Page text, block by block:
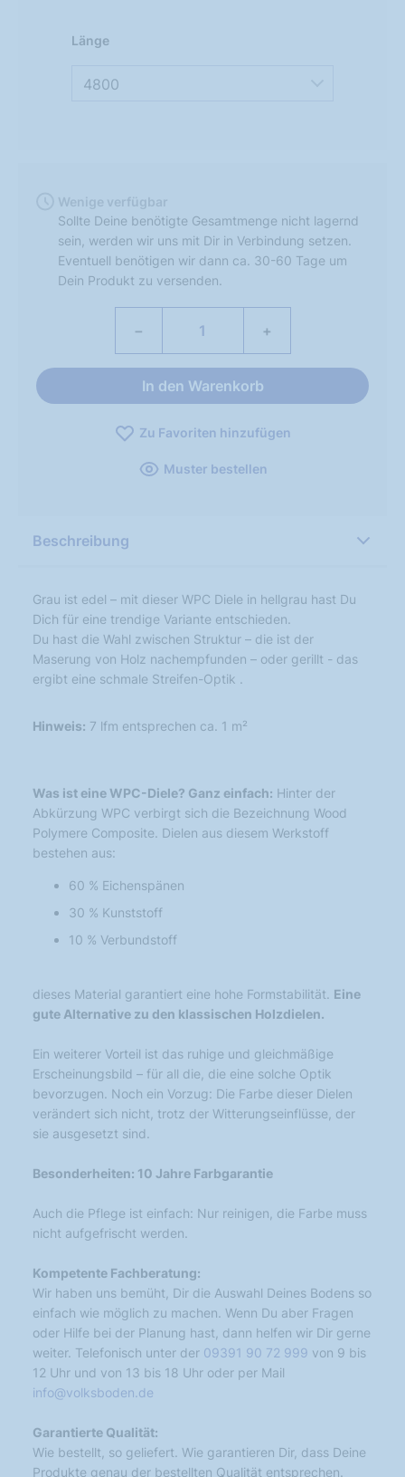
4800
Länge
Wenige verfügbar
Sollte Deine benötigte Gesamtmenge nicht lagernd
sein, werden wir uns mit Dir in Verbindung setzen.
Eventuell benötigen wir dann ca. 30-60 Tage um
Dein Produkt zu versenden.
− +
In den Warenkorb
Zu Favoriten hinzufügen
Muster bestellen
Beschreibung
Grau ist edel – mit dieser WPC Diele in hellgrau hast Du
Dich für eine trendige Variante entschieden.
Du hast die Wahl zwischen Struktur – die ist der
Maserung von Holz nachempfunden – oder gerillt - das
ergibt eine schmale Streifen-Optik .
Hinweis: 7 lfm entsprechen ca. 1 m²
Was ist eine WPC-Diele? Ganz einfach: Hinter der
Abkürzung WPC verbirgt sich die Bezeichnung Wood
Polymere Composite. Dielen aus diesem Werkstoff
bestehen aus:
60 % Eichenspänen
30 % Kunststoff
10 % Verbundstoff
dieses Material garantiert eine hohe Formstabilität. Eine
gute Alternative zu den klassischen Holzdielen.
Ein weiterer Vorteil ist das ruhige und gleichmäßige
Erscheinungsbild – für all die, die eine solche Optik
bevorzugen. Noch ein Vorzug: Die Farbe dieser Dielen
verändert sich nicht, trotz der Witterungseinflüsse, der
sie ausgesetzt sind.
Besonderheiten: 10 Jahre Farbgarantie
Auch die Pflege ist einfach: Nur reinigen, die Farbe muss
nicht aufgefrischt werden.
Kompetente Fachberatung:
Wir haben uns bemüht, Dir die Auswahl Deines Bodens so
einfach wie möglich zu machen. Wenn Du aber Fragen
oder Hilfe bei der Planung hast, dann helfen wir Dir gerne
weiter. Telefonisch unter der 09391 90 72 999 von 9 bis
12 Uhr und von 13 bis 18 Uhr oder per Mail
info@volksboden.de
Garantierte Qualität:
Wie bestellt, so geliefert. Wie garantieren Dir, dass Deine
Produkte genau der bestellten Qualität entsprechen.